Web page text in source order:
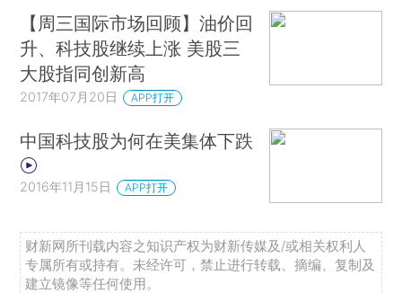
【周三国际市场回顾】油价回
升、科技股继续上涨 美股三
大股指同创新高
2017年07月20日 APP打开
中国科技股为何在美集体下跌
2016年11月15日 APP打开
财新网所刊载内容之知识产权为财新传媒及/或相关权利人
专属所有或持有。未经许可，禁止进行转载、摘编、复制及
建立镜像等任何使用。